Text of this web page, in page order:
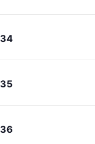
34
35
36